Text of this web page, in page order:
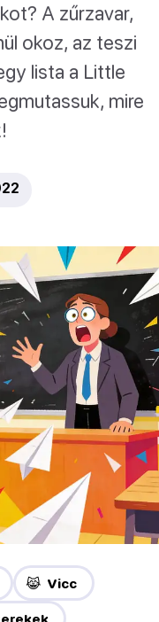
A zűrzavar,
okoz, az teszi
lista a Little
mire
😹 Vicc